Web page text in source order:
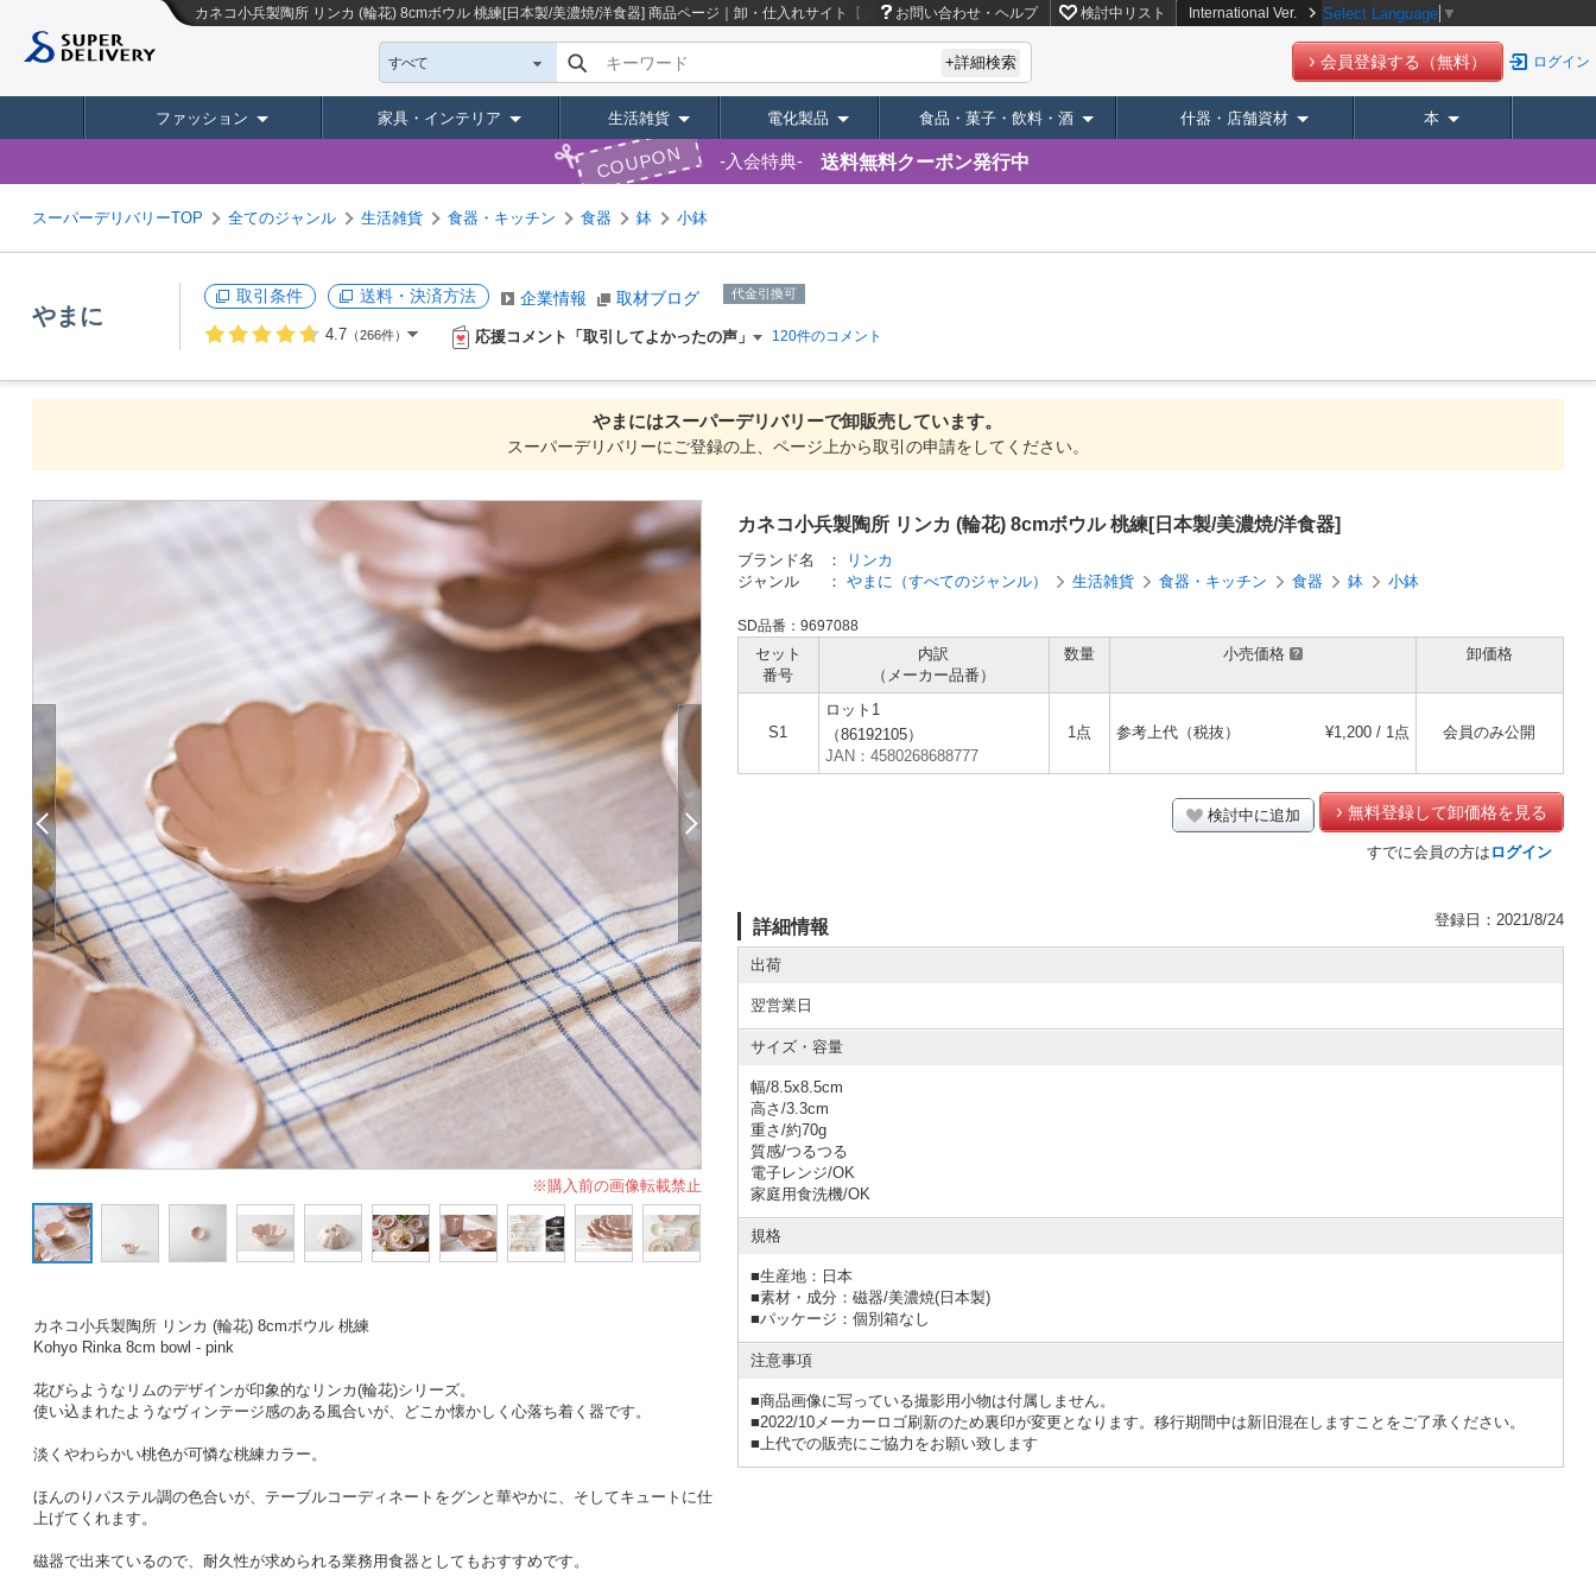
カネコ小兵製陶所 リンカ (輪花) 8cmボウル 桃練[日本製/美濃焼/洋食器] 商品ページ｜卸・仕入れサイト【スーパーデリバリー】
お問い合わせ・ヘルプ 検討中リスト International Ver. Select Language ▼
すべて キーワード +詳細検索 会員登録する（無料） ログイン
ファッション 家具・インテリア 生活雑貨 電化製品 食品・菓子・飲料・酒 什器・店舗資材 本
COUPON 入会特典 送料無料クーポン発行中
スーパーデリバリーTOP 全てのジャンル 生活雑貨 食器・キッチン 食器 鉢 小鉢
やまに
取引条件 送料・決済方法 企業情報 取材ブログ 代金引換可
4.7（266件） 応援コメント「取引してよかったの声」 120件のコメント
やまにはスーパーデリバリーで卸販売しています。
スーパーデリバリーにご登録の上、ページ上から取引の申請をしてください。
※購入前の画像転載禁止
カネコ小兵製陶所 リンカ (輪花) 8cmボウル 桃練
Kohyo Rinka 8cm bowl - pink
花びらようなリムのデザインが印象的なリンカ(輪花)シリーズ。
使い込まれたようなヴィンテージ感のある風合いが、どこか懐かしく心落ち着く器です。
淡くやわらかい桃色が可憐な桃練カラー。
ほんのりパステル調の色合いが、テーブルコーディネートをグンと華やかに、そしてキュートに仕
上げてくれます。
磁器で出来ているので、耐久性が求められる業務用食器としてもおすすめです。
カネコ小兵製陶所 リンカ (輪花) 8cmボウル 桃練[日本製/美濃焼/洋食器]
ブランド名 ：
リンカ
ジャンル
： やまに（すべてのジャンル） 生活雑貨 食器・キッチン 食器 鉢 小鉢
SD品番：9697088
セット
番号
内訳
（メーカー品番）
数量 小売価格 卸価格
S1
ロット1
（86192105）
JAN：4580268688777
1点 参考上代（税抜） ¥1,200 / 1点 会員のみ公開
検討中に追加 無料登録して卸価格を見る
すでに会員の方は ログイン
詳細情報 登録日：2021/8/24
出荷
翌営業日
サイズ・容量
幅/8.5x8.5cm
高さ/3.3cm
重さ/約70g
質感/つるつる
電子レンジ/OK
家庭用食洗機/OK
規格
■生産地：日本
■素材・成分：磁器/美濃焼(日本製)
■パッケージ：個別箱なし
注意事項
■商品画像に写っている撮影用小物は付属しません。
■2022/10メーカーロゴ刷新のため裏印が変更となります。移行期間中は新旧混在しますことをご了承ください。
■上代での販売にご協力をお願い致します